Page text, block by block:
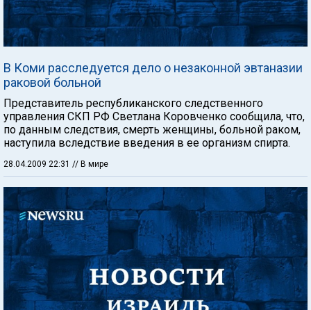
В Коми расследуется дело о незаконной эвтаназии
раковой больной
Представитель республиканского следственного
управления СКП РФ Светлана Коровченко сообщила, что,
по данным следствия, смерть женщины, больной раком,
наступила вследствие введения в ее организм спирта.
28.04.2009 22:31 // В мире